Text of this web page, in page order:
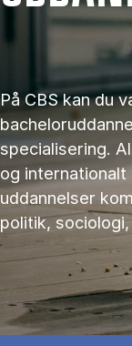
På CBS kan du
specialisering.
og
uddannelser
politik,